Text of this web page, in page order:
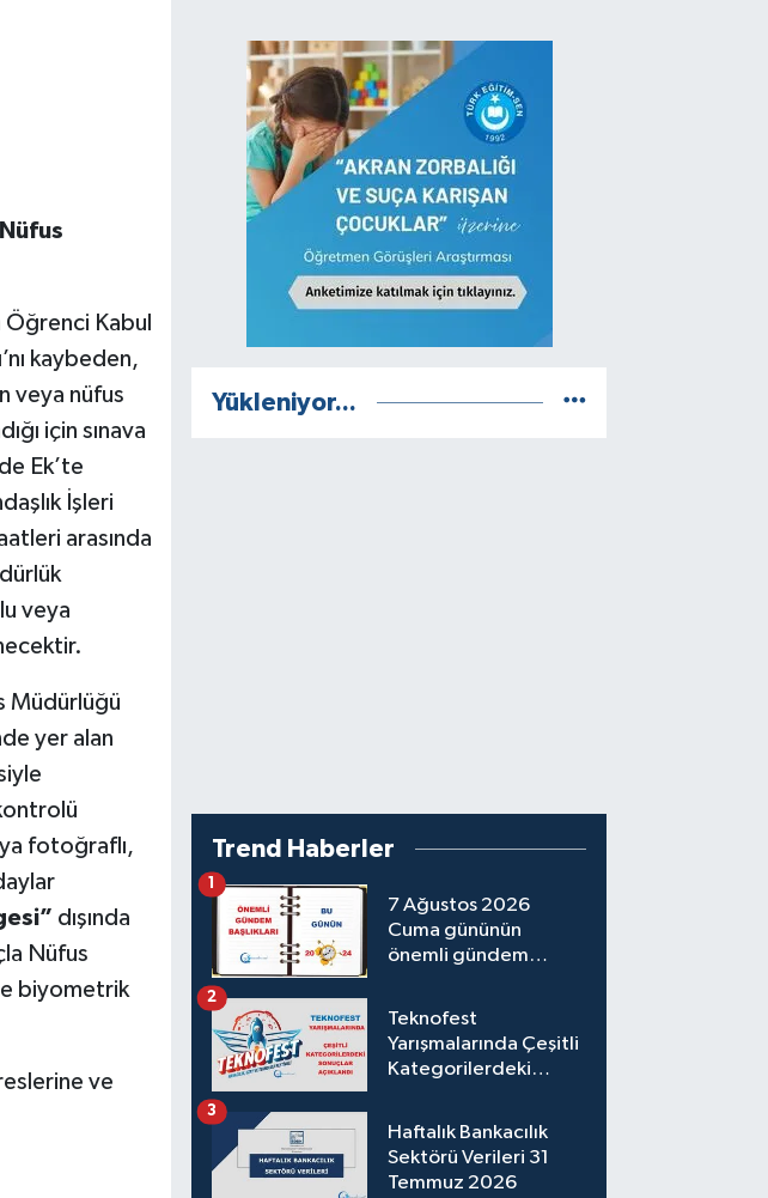
Kabul
kaybeden,
veya nüfus
için sınava
Ek’te
İşleri
arasında
veya
Müdürlüğü
yer alan
fotoğraflı,
dışında
Nüfus
biyometrik
ve
Yükleniyor...
Trend Haberler
7 Ağustos 2026
Cuma gününün
önemli gündem
1
Teknofest
Yarışmalarında Çeşitli
Kategorilerdeki
2
Haftalık Bankacılık
Sektörü Verileri 31
Temmuz 2026
3